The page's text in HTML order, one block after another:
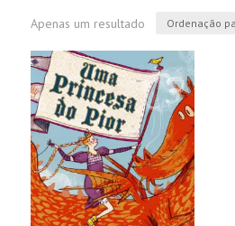
Apenas um resultado